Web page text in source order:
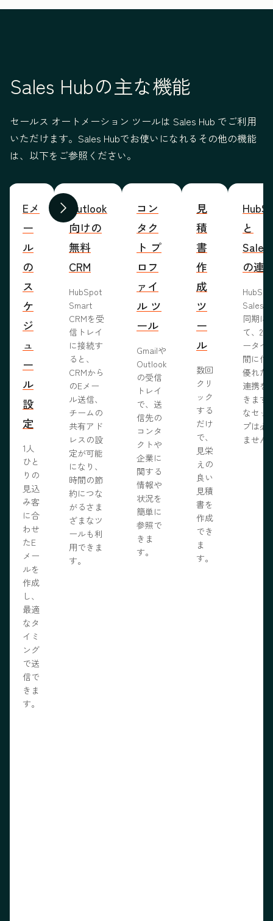
Sales Hubの主な機能
セールス オートメーション ツールは Sales Hub でご利用
いただけます。Sales Hubでお使いになれるその他の機能
は、以下をご参照ください。
前へ 次へ
Eメ
ー
ル
の
ス
ケ
ジ
ュ
ー
ル
設
定
1人
ひと
りの
見込
み客
に合
わせ
たE
メー
ルを
作成
し、
最適
なタ
イミ
ング
で送
信で
きま
す。
Outlook
向けの
無料
CRM
HubSpot
Smart
CRMを受
信トレイ
に接続す
ると、
CRMから
のEメー
ル送信、
チームの
共有アド
レスの設
定が可能
になり、
時間の節
約につな
がるさま
ざまなツ
ールも利
用できま
す。
コン
タク
ト プ
ロフ
ァイ
ル ツ
ール
Gmailや
Outlook
の受信
トレイ
で、送
信先の
コンタ
クトや
企業に
関する
情報や
状況を
簡単に
参照で
きま
す。
見
積
書
作
成
ツ
ー
ル
数回
クリ
ック
する
だけ
で、
見栄
えの
良い
見積
書を
作成
でき
ま
す。
と
の連
同期に
て、2
ータベ
間に信
優れた
連携を
きます
なセッ
プは必
ません